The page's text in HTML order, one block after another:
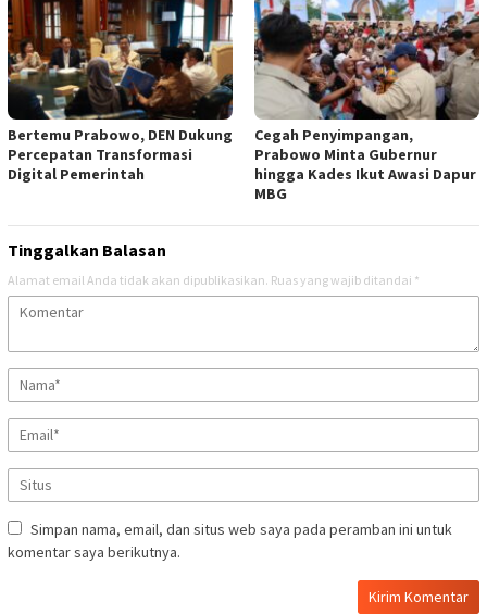
Bertemu Prabowo, DEN Dukung
Percepatan Transformasi
Digital Pemerintah
Cegah Penyimpangan,
Prabowo Minta Gubernur
hingga Kades Ikut Awasi Dapur
MBG
Tinggalkan Balasan
Alamat email Anda tidak akan dipublikasikan. Ruas yang wajib ditandai *
Simpan nama, email, dan situs web saya pada peramban ini untuk
komentar saya berikutnya.